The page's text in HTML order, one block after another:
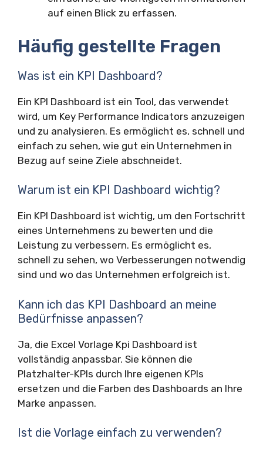
auf einen Blick zu erfassen.
Häufig gestellte Fragen
Was ist ein KPI Dashboard?
Ein KPI Dashboard ist ein Tool, das verwendet
wird, um Key Performance Indicators anzuzeigen
und zu analysieren. Es ermöglicht es, schnell und
einfach zu sehen, wie gut ein Unternehmen in
Bezug auf seine Ziele abschneidet.
Warum ist ein KPI Dashboard wichtig?
Ein KPI Dashboard ist wichtig, um den Fortschritt
eines Unternehmens zu bewerten und die
Leistung zu verbessern. Es ermöglicht es,
schnell zu sehen, wo Verbesserungen notwendig
sind und wo das Unternehmen erfolgreich ist.
Kann ich das KPI Dashboard an meine
Bedürfnisse anpassen?
Ja, die Excel Vorlage Kpi Dashboard ist
vollständig anpassbar. Sie können die
Platzhalter-KPIs durch Ihre eigenen KPIs
ersetzen und die Farben des Dashboards an Ihre
Marke anpassen.
Ist die Vorlage einfach zu verwenden?